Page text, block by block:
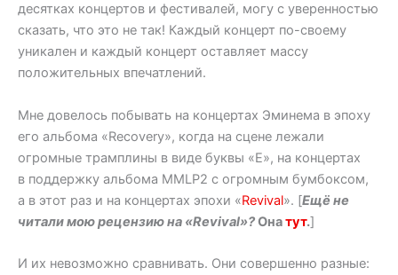
десятках концертов и фестивалей, могу с уверенностью
сказать, что это не так! Каждый концерт по-своему
уникален и каждый концерт оставляет массу
положительных впечатлений.
Мне довелось побывать на концертах Эминема в эпоху
его альбома «Recovery», когда на сцене лежали
огромные трамплины в виде буквы «E», на концертах
в поддержку альбома MMLP2 с огромным бумбоксом,
а в этот раз и на концертах эпохи «Revival». [Ещё не
читали мою рецензию на «Revival»?Онатут.]
И их невозможно сравнивать. Они совершенно разные: